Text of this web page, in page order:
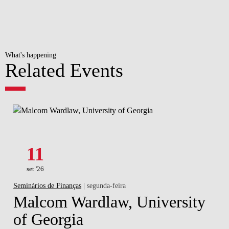
What's happening
Related Events
11
set '26
Seminários de Finanças | segunda-feira
Malcom Wardlaw, University
of Georgia